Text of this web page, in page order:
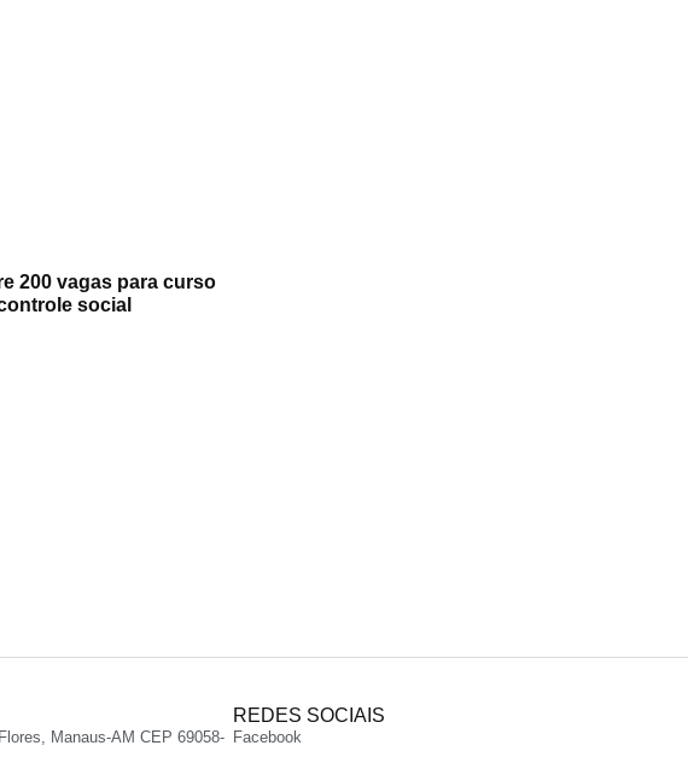
200 vagas para curso
social
Manaus-AM CEP 69058-
REDES SOCIAIS
Facebook